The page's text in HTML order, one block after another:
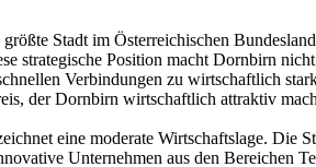
Stadt im Österreichischen
strategische Position macht Dornbirn
Verbindungen zu wirtschaftlich
der Dornbirn wirtschaftlich attraktiv
eine moderate Wirtschaftslage. Die
Unternehmen aus den Bereichen